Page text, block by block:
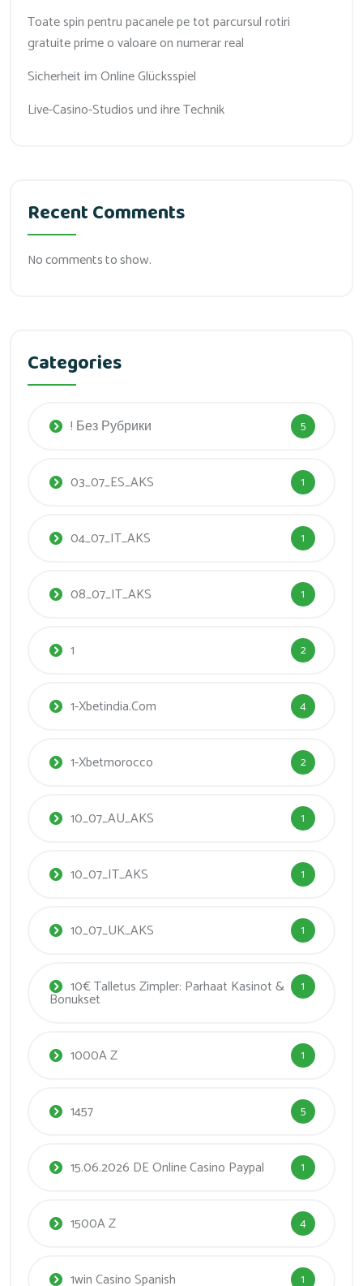
Toate spin pentru pacanele pe tot parcursul rotiri
gratuite prime o valoare on numerar real
Sicherheit im Online Glücksspiel
Live-Casino-Studios und ihre Technik
Recent Comments
No comments to show.
Categories
! Без Рубрики 5
03_07_ES_AKS 1
04_07_IT_AKS 1
08_07_IT_AKS 1
1 2
1-Xbetindia.com 4
1-Xbetmorocco 2
10_07_AU_AKS 1
10_07_IT_AKS 1
10_07_UK_AKS 1
10€ Talletus Zimpler: Parhaat Kasinot &
Bonukset
1
1000A Z 1
1457 5
15.06.2026 DE Online Casino Paypal 1
1500A Z 4
1win Casino Spanish 1